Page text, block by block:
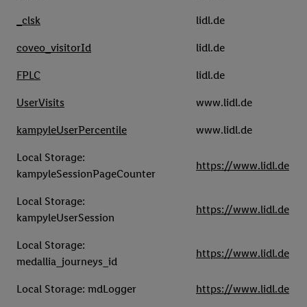
_clsk lidl.de
coveo_visitorId lidl.de
FPLC lidl.de
UserVisits www.lidl.de
kampyleUserPercentile www.lidl.de
Local Storage:
kampyleSessionPageCounter
https://www.lidl.de
Local Storage:
kampyleUserSession
https://www.lidl.de
Local Storage:
medallia_journeys_id
https://www.lidl.de
Local Storage: mdLogger https://www.lidl.de